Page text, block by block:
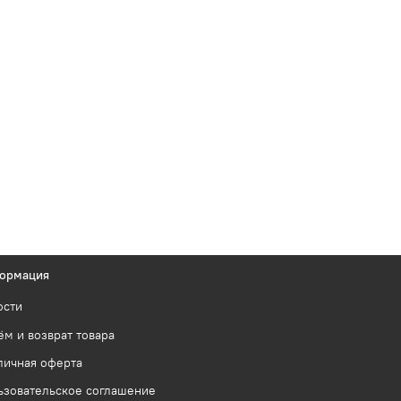
и возврат товара
оферта
соглашение